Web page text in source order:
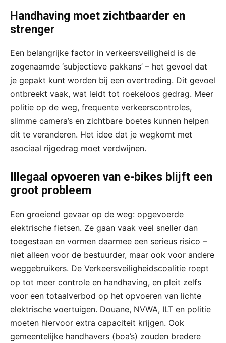
Handhaving moet zichtbaarder en
strenger
Een belangrijke factor in verkeersveiligheid is de
zogenaamde ‘subjectieve pakkans’ – het gevoel dat
je gepakt kunt worden bij een overtreding. Dit gevoel
ontbreekt vaak, wat leidt tot roekeloos gedrag. Meer
politie op de weg, frequente verkeerscontroles,
slimme camera’s en zichtbare boetes kunnen helpen
dit te veranderen. Het idee dat je wegkomt met
asociaal rijgedrag moet verdwijnen.
Illegaal opvoeren van e-bikes blijft een
groot probleem
Een groeiend gevaar op de weg: opgevoerde
elektrische fietsen. Ze gaan vaak veel sneller dan
toegestaan en vormen daarmee een serieus risico –
niet alleen voor de bestuurder, maar ook voor andere
weggebruikers. De Verkeersveiligheidscoalitie roept
op tot meer controle en handhaving, en pleit zelfs
voor een totaalverbod op het opvoeren van lichte
elektrische voertuigen. Douane, NVWA, ILT en politie
moeten hiervoor extra capaciteit krijgen. Ook
gemeentelijke handhavers (boa’s) zouden bredere